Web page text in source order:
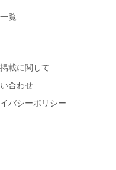
覧
載に関して
合わせ
バシーポリシー